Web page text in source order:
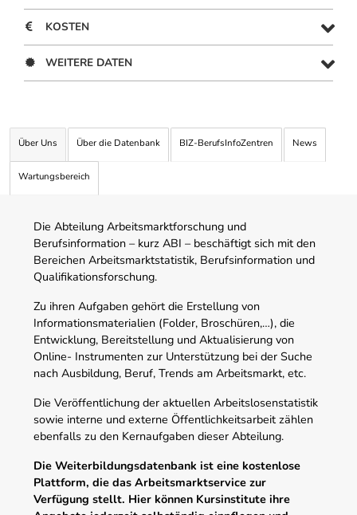
KOSTEN
WEITERE DATEN
Über Uns Über die Datenbank BIZ-BerufsInfoZentren News
Wartungsbereich
Die Abteilung Arbeitsmarktforschung und
Berufsinformation – kurz ABI – beschäftigt sich mit den
Bereichen Arbeitsmarktstatistik, Berufsinformation und
Qualifikationsforschung.
Zu ihren Aufgaben gehört die Erstellung von
Informationsmaterialien (Folder, Broschüren,…), die
Entwicklung, Bereitstellung und Aktualisierung von
Online- Instrumenten zur Unterstützung bei der Suche
nach Ausbildung, Beruf, Trends am Arbeitsmarkt, etc.
Die Veröffentlichung der aktuellen Arbeitslosenstatistik
sowie interne und externe Öffentlichkeitsarbeit zählen
ebenfalls zu den Kernaufgaben dieser Abteilung.
Die Weiterbildungsdatenbank ist eine kostenlose
Plattform, die das Arbeitsmarktservice zur
Verfügung stellt. Hier können Kursinstitute ihre